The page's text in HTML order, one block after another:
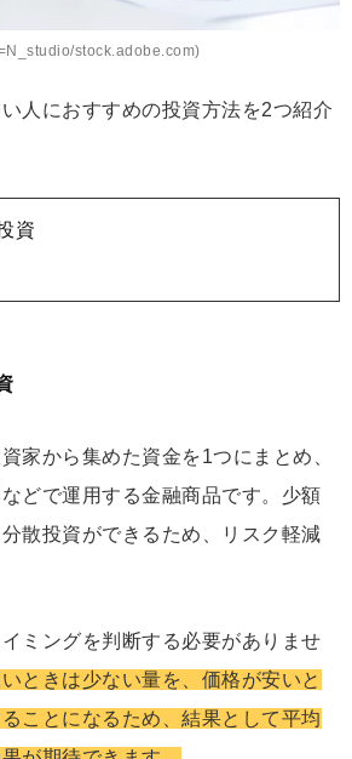
stock.adobe.com)
人におすすめの投資方法を2つ紹介
資
家から集めた資金を1つにまとめ、
どで運用する金融商品です。少額
散投資ができるため、リスク軽減
ミングを判断する必要がありませ
ときは少ない量を、価格が安いと
ことになるため、結果として平均